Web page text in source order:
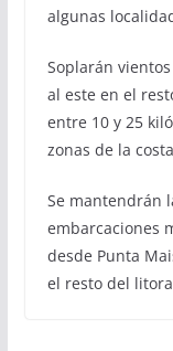
algunas
Soplarán
al este en el
entre 10 y 25
zonas de la
Se mantendrán
embarcaciones
desde Punta
el resto del